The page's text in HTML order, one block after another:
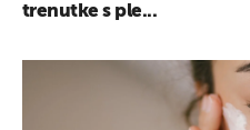
trenutke s ple...